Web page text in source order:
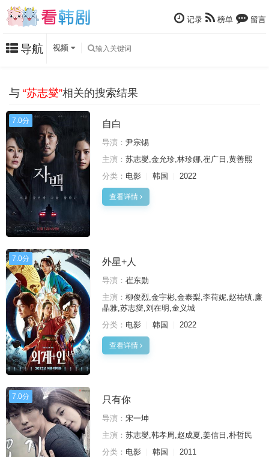
记录 榜单 留言
导航 视频
与 “苏志燮”相关的搜索结果
7.0分 自白
导演： 尹宗锡
主演： 苏志燮,金允珍,林珍娜,崔广日,黄善熙
分类： 电影 韩国 2022
查看详情
7.0分 外星+人
导演： 崔东勋
主演： 柳俊烈,金宇彬,金泰梨,李荷妮,赵祐镇,廉
晶雅,苏志燮,刘在明,金义城
分类： 电影 韩国 2022
查看详情
7.0分 只有你
导演： 宋一坤
主演： 苏志燮,韩孝周,赵成夏,姜信日,朴哲民
分类： 电影 韩国 2011